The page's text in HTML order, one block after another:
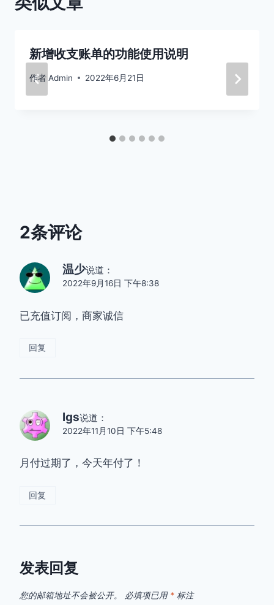
新增收支账单的功能使用说明
作者Admin 2022年6月21日
2条评论
温少说道：
2022年9月16日 下午8:38
已充值订阅，商家诚信
回复
lgs说道：
2022年11月10日 下午5:48
月付过期了，今天年付了！
回复
发表回复
您的邮箱地址不会被公开。 必填项已用 * 标注